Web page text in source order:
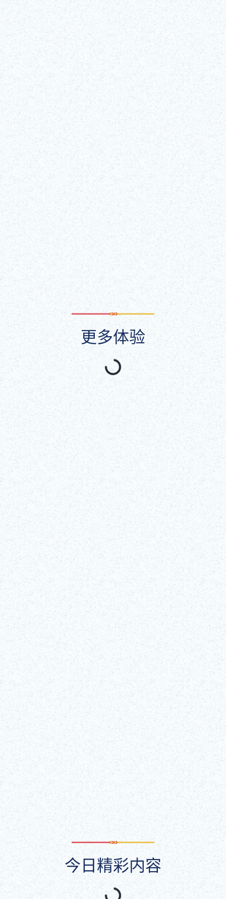
开业于1958年的东京塔高达333米，从观景台欣赏的景色和灯光秀堪称一
绝，极具魅力。
更多信息
获取门票！
更多体验
互动式歌舞伎讲座，走进日本这项最具代表性的表演艺术之一的幕后世
界。这项独家活动将带您了解歌舞伎丰富的历史和标志性的技巧！
更多信息
Wed, Feb 4, 2026 - Mon, Dec 21, 2026
歌舞伎座活动厅（歌舞伎座大厦 5 楼）
获取门票！
（外部链接）
显示全部
今日精彩内容